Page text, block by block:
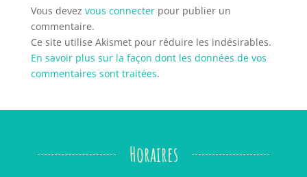
Vous devez vous connecterpour publier un
commentaire.
Ce site utilise Akismet pour réduire les indésirables.
En savoir plus sur la façon dont les données de vos
commentaires sont traitées.
Horaires